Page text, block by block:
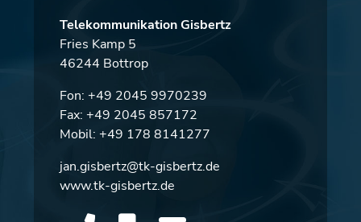
Telekommunikation Gisbertz
Fries Kamp 5
46244 Bottrop
Fon: +49 2045 9970239
Fax: +49 2045 857172
Mobil: +49 178 8141277
jan.gisbertz@tk-gisbertz.de
www.tk-gisbertz.de